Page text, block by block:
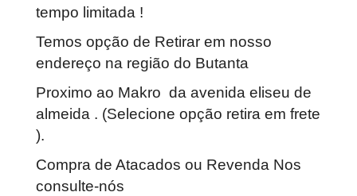
tempo limitada !
Temos opção de Retirar em nosso
endereço na região do Butanta
Proximo ao Makro da avenida eliseu de
almeida . (Selecione opção retira em frete
).
Compra de Atacados ou Revenda Nos
consulte-nós